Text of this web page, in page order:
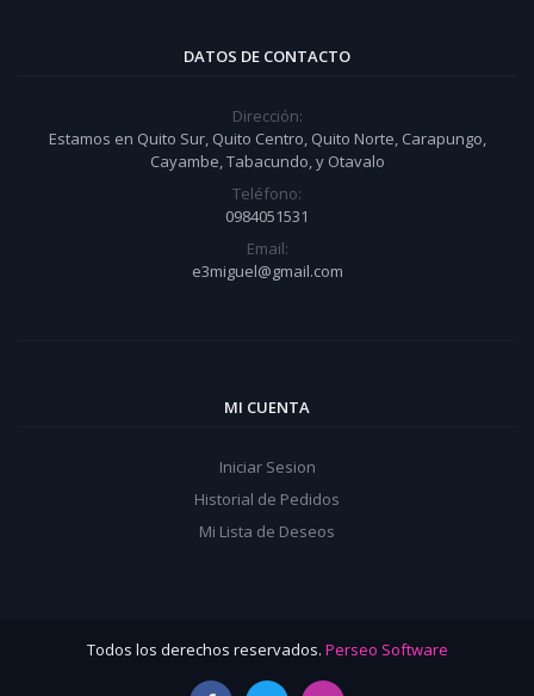
DATOS DE CONTACTO
Dirección:
Estamos en Quito Sur, Quito Centro, Quito Norte, Carapungo,
Cayambe, Tabacundo, y Otavalo
Teléfono:
0984051531
Email:
e3miguel@gmail.com
MI CUENTA
Iniciar Sesion
Historial de Pedidos
Mi Lista de Deseos
Todos los derechos reservados. Perseo Software